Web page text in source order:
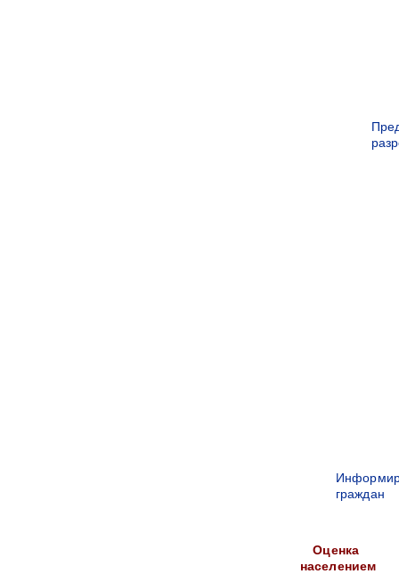
граждан
Оценка
населением